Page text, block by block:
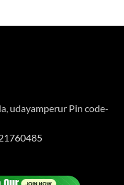
udayamperur Pin code-